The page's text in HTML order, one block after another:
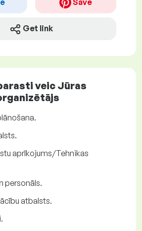
Get link
veic Jūras
aprīkojums/Tehnikas
personāls.
atbalsts.